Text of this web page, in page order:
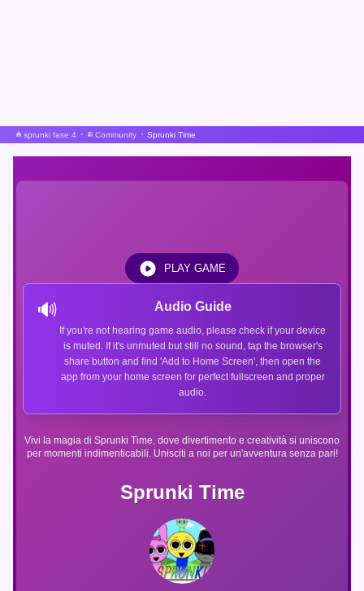
sprunki fase 4 Community Sprunki Time
Sprunki Time
Vivi la magia di Sprunki Time, dove divertimento e creatività si uniscono
per momenti indimenticabili. Unisciti a noi per un'avventura senza pari!
🔊 Audio Guide
If you're not hearing game audio, please check if your device
is muted. If it's unmuted but still no sound, tap the browser's
share button and find 'Add to Home Screen', then open the
app from your home screen for perfect fullscreen and proper
audio.
PLAY GAME